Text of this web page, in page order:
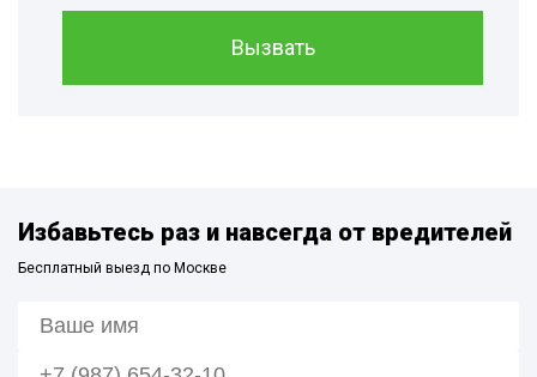
Вызвать
Избавьтесь раз и навсегда от вредителей
Бесплатный выезд по Москве